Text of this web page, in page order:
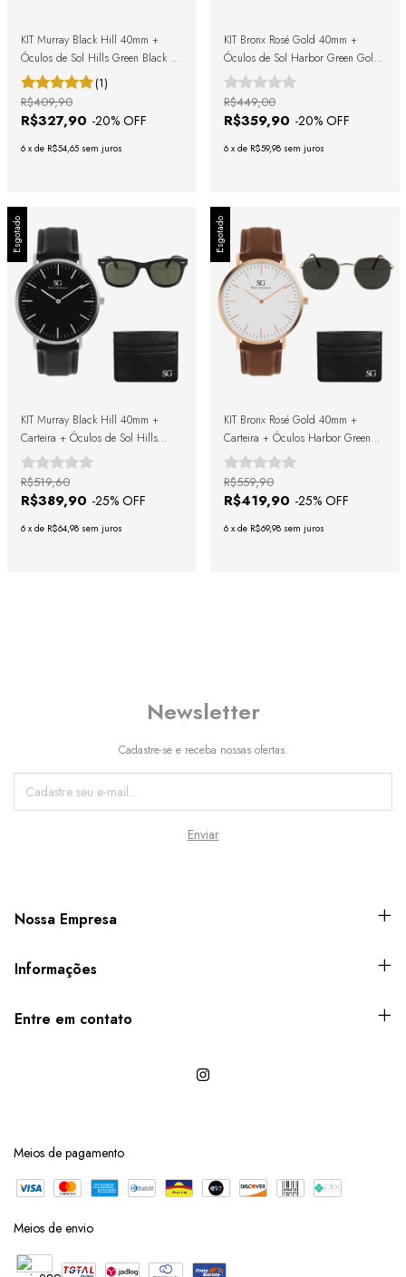
KIT Murray Black Hill 40mm +
Óculos de Sol Hills Green Black +
Caixa de Presente(1)
R$327,90 -20% OFF
R$409,90
6 x de R$54,65 sem juros
KIT Bronx Rosé Gold 40mm +
Óculos de Sol Harbor Green Gold
+ Caixa de Presente
R$359,90 -20% OFF
R$449,00
6 x de R$59,98 sem juros
Esgotado
KIT Murray Black Hill 40mm +
Carteira + Óculos de Sol Hills
Green Black + Caixa de Presente
R$389,90 -25% OFF
R$519,60
6 x de R$64,98 sem juros
Esgotado
KIT Bronx Rosé Gold 40mm +
Carteira + Óculos Harbor Green
Gold + Caixa de Presente
R$419,90 -25% OFF
R$559,90
6 x de R$69,98 sem juros
Newsletter
Cadastre-se e receba nossas ofertas.
Nossa Empresa
Informações
Entre em contato
Meios de pagamento
Meios de envio